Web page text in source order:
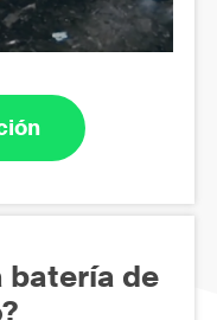
batería de